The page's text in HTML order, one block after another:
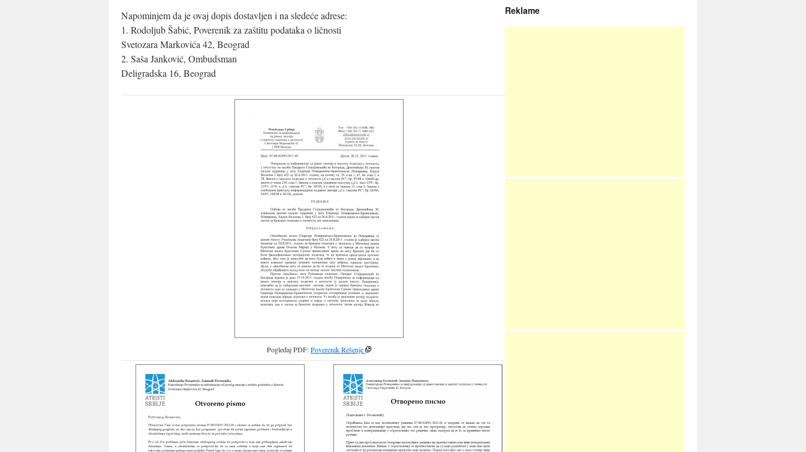
Napominjem da je ovaj dopis dostavljen i na sledeće adrese:
1. Rodoljub Šabić, Poverenik za zaštitu podataka o ličnosti
Svetozara Markovića 42, Beograd
2. Saša Janković, Ombudsman
Deligradska 16, Beograd
Pogledaj PDF:Poverenik Rešenje
Reklame